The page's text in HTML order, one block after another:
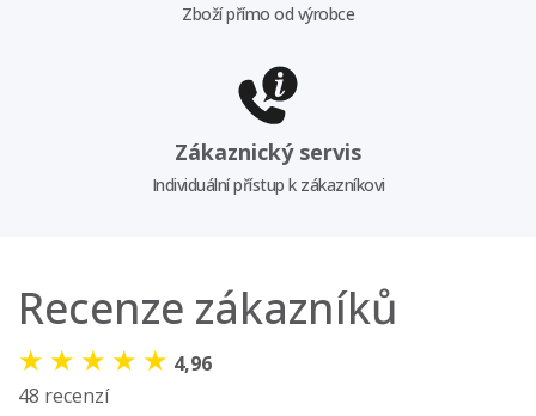
Zboží přímo od výrobce
Zákaznický servis
Individuální přístup k zákazníkovi
Recenze zákazníků
★ ★ ★ ★ ★ 4,96
48 recenzí